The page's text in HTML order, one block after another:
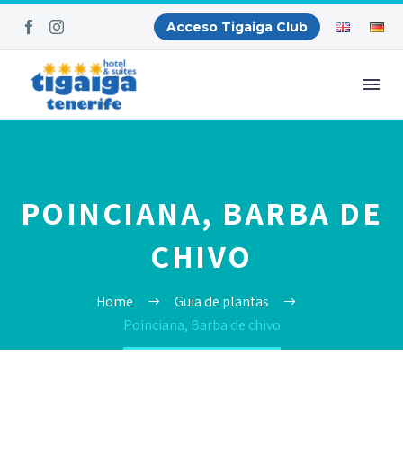
Acceso Tigaiga Club
POINCIANA, BARBA DE
CHIVO
Home
Guia de plantas
Poinciana, Barba de chivo